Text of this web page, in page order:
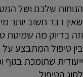
הנוחות שלכם ושל
שאין דבר חשוב יותר
וזה בדיוק מה שמיטת
בין טיפול המתבצע
ייעודית שתומכת